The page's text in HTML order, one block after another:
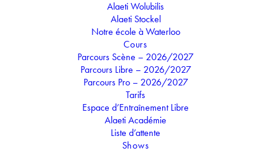
Alaeti Wolubilis
Alaeti Stockel
Notre école à Waterloo
Cours
Parcours Scène – 2026/2027
Parcours Libre – 2026/2027
Parcours Pro – 2026/2027
Tarifs
Espace d’Entraînement Libre
Alaeti Académie
Liste d’attente
Shows
Samantha Noach.
Samantha donne cours dans plusieurs écoles de Belgique
depuis 2016 et a entraîné des crews aux concours et
représentations. Sa formation variée lui a permis de
découvrir et de s’initier à de nombreux styles de danse
différents. Son style et son expérience se sont façonnés au fil